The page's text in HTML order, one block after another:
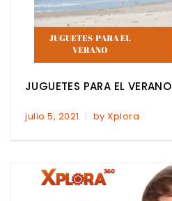
JUGUETES PARA EL VERANO
julio 5, 2021 by Xplora